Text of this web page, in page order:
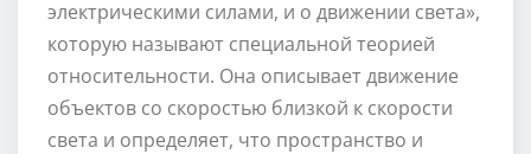
электрическими силами, и о движении света»,
которую называют специальной теорией
относительности. Она описывает движение
объектов со скоростью близкой к скорости
света и определяет, что пространство и